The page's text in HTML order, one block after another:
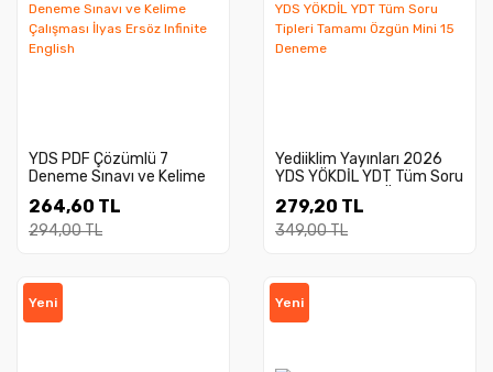
YDS PDF Çözümlü 7
Deneme Sınavı ve Kelime
Infinite English
264,60 TL
294,00 TL
Yediiklim Yayınları 2026
YDS YÖKDİL YDT Tüm Soru
15 Deneme
279,20 TL
349,00 TL
Yeni Yeni